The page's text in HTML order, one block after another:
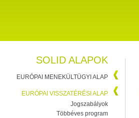
SOLID ALAPOK
EURÓPAI MENEKÜLTÜGYI ALAP
EURÓPAI VISSZATÉRÉSI ALAP
Jogszabályok
Többéves program